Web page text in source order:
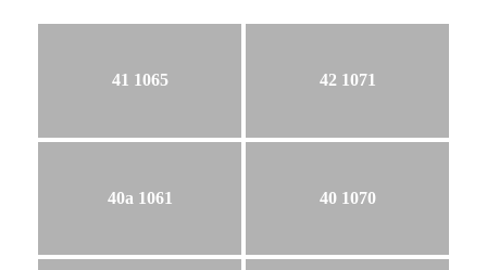
41 1065 42 1071
40a 1061 40 1070